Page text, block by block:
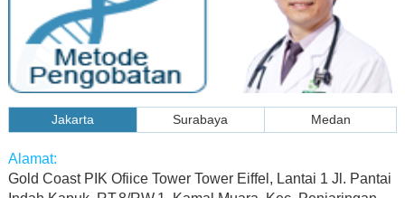
Jakarta Surabaya Medan
Gold Coast PIK Ofiice Tower Tower Eiffel, Lantai 1 Jl. Pantai